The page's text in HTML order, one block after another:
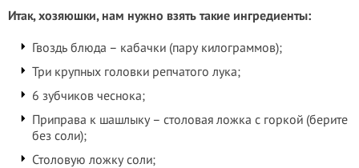
Итак, хозяюшки, нам нужно взять такие ингредиенты:
Гвоздь блюда – кабачки (пару килограммов);
Три крупных головки репчатого лука;
6 зубчиков чеснока;
Приправа к шашлыку – столовая ложка с горкой (берите
без соли);
Столовую ложку соли;